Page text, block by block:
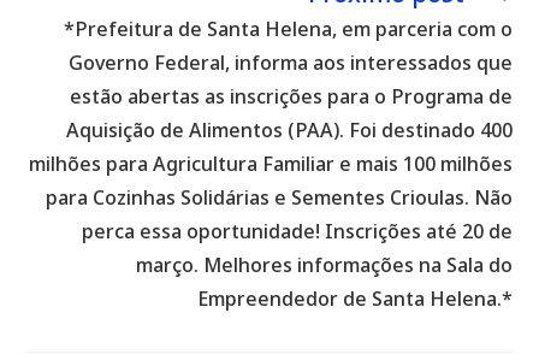
*Prefeitura de Santa Helena, em parceria com o
Governo Federal, informa aos interessados que
estão abertas as inscrições para o Programa de
Aquisição de Alimentos (PAA). Foi destinado 400
milhões para Agricultura Familiar e mais 100 milhões
para Cozinhas Solidárias e Sementes Crioulas. Não
perca essa oportunidade! Inscrições até 20 de
março. Melhores informações na Sala do
Empreendedor de Santa Helena.*